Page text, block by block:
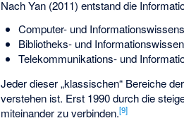
Nach Yan (2011) entstand die
Computer- und
Bibliotheks- und
Telekommunikations- und
Jeder dieser „klassischen“ Bereiche
verstehen ist. Erst 1990 durch die
miteinander zu verbinden.[9]